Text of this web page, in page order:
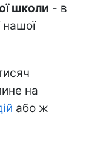
школи - в
нашої
на
або ж